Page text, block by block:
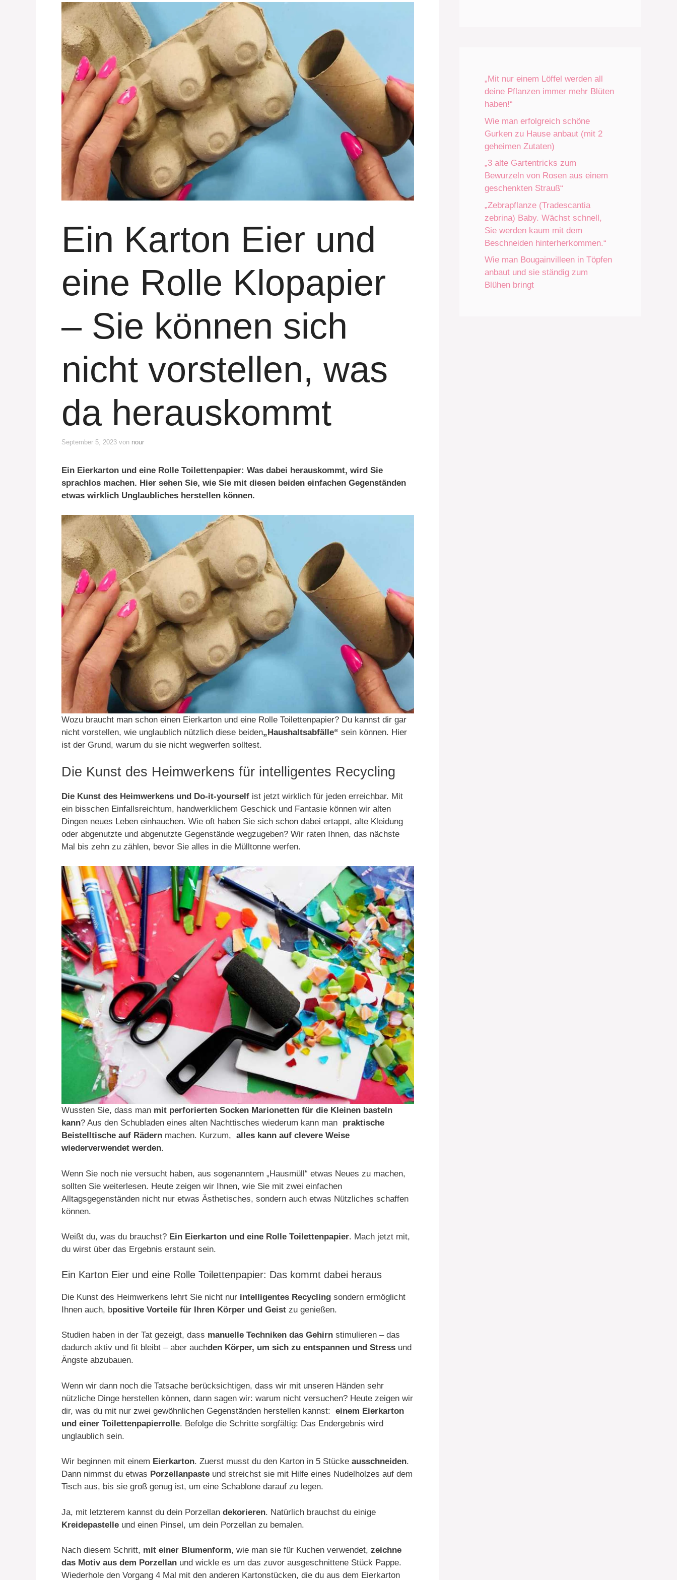
Ein Karton Eier und
eine Rolle Klopapier
– Sie können sich
nicht vorstellen, was
da herauskommt
September 5, 2023 von nour
Ein Eierkarton und eine Rolle Toilettenpapier: Was dabei herauskommt, wird Sie
sprachlos machen. Hier sehen Sie, wie Sie mit diesen beiden einfachen Gegenständen
etwas wirklich Unglaubliches herstellen können.
Wozu braucht man schon einen Eierkarton und eine Rolle Toilettenpapier? Du kannst dir gar
nicht vorstellen, wie unglaublich nützlich diese beiden„Haushaltsabfälle“ sein können. Hier
ist der Grund, warum du sie nicht wegwerfen solltest.
Die Kunst des Heimwerkens für intelligentes Recycling
Die Kunst des Heimwerkens und Do-it-yourself ist jetzt wirklich für jeden erreichbar. Mit
ein bisschen Einfallsreichtum, handwerklichem Geschick und Fantasie können wir alten
Dingen neues Leben einhauchen. Wie oft haben Sie sich schon dabei ertappt, alte Kleidung
oder abgenutzte und abgenutzte Gegenstände wegzugeben? Wir raten Ihnen, das nächste
Mal bis zehn zu zählen, bevor Sie alles in die Mülltonne werfen.
Wussten Sie, dass man mit perforierten Socken Marionetten für die Kleinen basteln
kann? Aus den Schubladen eines alten Nachttisches wiederum kann man praktische
Beistelltische auf Rädern machen. Kurzum, alles kann auf clevere Weise
wiederverwendet werden.
Wenn Sie noch nie versucht haben, aus sogenanntem „Hausmüll“ etwas Neues zu machen,
sollten Sie weiterlesen. Heute zeigen wir Ihnen, wie Sie mit zwei einfachen
Alltagsgegenständen nicht nur etwas Ästhetisches, sondern auch etwas Nützliches schaffen
können.
Weißt du, was du brauchst? Ein Eierkarton und eine Rolle Toilettenpapier. Mach jetzt mit,
du wirst über das Ergebnis erstaunt sein.
Ein Karton Eier und eine Rolle Toilettenpapier: Das kommt dabei heraus
Die Kunst des Heimwerkens lehrt Sie nicht nur intelligentes Recycling sondern ermöglicht
Ihnen auch, bpositive Vorteile für Ihren Körper und Geist zu genießen.
Studien haben in der Tat gezeigt, dass manuelle Techniken das Gehirn stimulieren – das
dadurch aktiv und fit bleibt – aber auchden Körper, um sich zu entspannen und Stress und
Ängste abzubauen.
Wenn wir dann noch die Tatsache berücksichtigen, dass wir mit unseren Händen sehr
nützliche Dinge herstellen können, dann sagen wir: warum nicht versuchen? Heute zeigen wir
dir, was du mit nur zwei gewöhnlichen Gegenständen herstellen kannst: einem Eierkarton
und einer Toilettenpapierrolle. Befolge die Schritte sorgfältig: Das Endergebnis wird
unglaublich sein.
Wir beginnen mit einem Eierkarton. Zuerst musst du den Karton in 5 Stücke ausschneiden.
Dann nimmst du etwas Porzellanpaste und streichst sie mit Hilfe eines Nudelholzes auf dem
Tisch aus, bis sie groß genug ist, um eine Schablone darauf zu legen.
Ja, mit letzterem kannst du dein Porzellan dekorieren. Natürlich brauchst du einige
Kreidepastelle und einen Pinsel, um dein Porzellan zu bemalen.
Nach diesem Schritt, mit einer Blumenform, wie man sie für Kuchen verwendet, zeichne
das Motiv aus dem Porzellan und wickle es um das zuvor ausgeschnittene Stück Pappe.
Wiederhole den Vorgang 4 Mal mit den anderen Kartonstücken, die du aus dem Eierkarton
„Mit nur einem Löffel werden all
deine Pflanzen immer mehr Blüten
haben!“
Wie man erfolgreich schöne
Gurken zu Hause anbaut (mit 2
geheimen Zutaten)
„3 alte Gartentricks zum
Bewurzeln von Rosen aus einem
geschenkten Strauß“
„Zebrapflanze (Tradescantia
zebrina) Baby. Wächst schnell,
Sie werden kaum mit dem
Beschneiden hinterherkommen.“
Wie man Bougainvilleen in Töpfen
anbaut und sie ständig zum
Blühen bringt